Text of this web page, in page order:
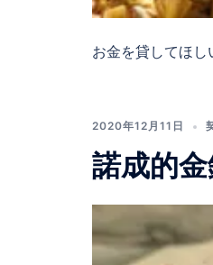
お金を貸してほ
2020年12月11日
諾成的